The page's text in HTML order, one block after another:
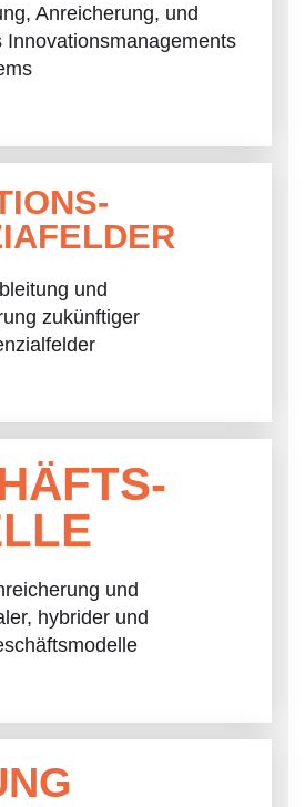
Anreicherung, und
Innovationsmanagements
und
zukünftiger
und
hybrider und